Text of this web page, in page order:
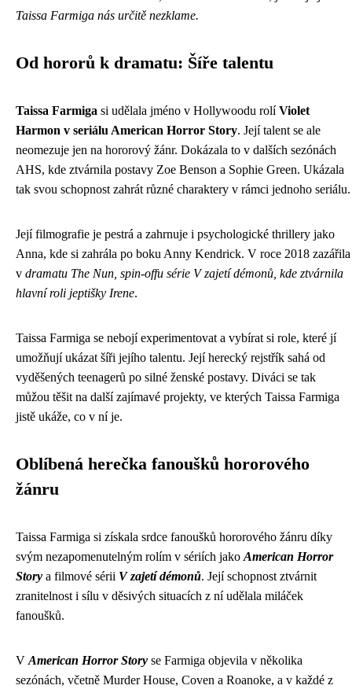
Taissa Farmiga nás určitě nezklame.
Od hororů k dramatu: Šíře talentu
Taissa Farmiga si udělala jméno v Hollywoodu rolíViolet
Harmon v seriálu American Horror Story. Její talent se ale
neomezuje jen na hororový žánr. Dokázala to v dalších sezónách
AHS, kde ztvárnila postavy Zoe Benson a Sophie Green. Ukázala
tak svou schopnost zahrát různé charaktery v rámci jednoho seriálu.
Její filmografie je pestrá a zahrnuje i psychologické thrillery jako
Anna, kde si zahrála po boku Anny Kendrick. V roce 2018 zazářila
v dramatu The Nun, spin-offu série V zajetí démonů, kde ztvárnila
hlavní roli jeptišky Irene.
Taissa Farmiga se nebojí experimentovat a vybírat si role, které jí
umožňují ukázat šíři jejího talentu. Její herecký rejstřík sahá od
vyděšených teenagerů po silné ženské postavy. Diváci se tak
můžou těšit na další zajímavé projekty, ve kterých Taissa Farmiga
jistě ukáže, co v ní je.
Oblíbená herečka fanoušků hororového
žánru
Taissa Farmiga si získala srdce fanoušků hororového žánru díky
svým nezapomenutelným rolím v sériích jako American Horror
Story a filmové sérii V zajetí démonů. Její schopnost ztvárnit
zranitelnost i sílu v děsivých situacích z ní udělala miláček
fanoušků.
V American Horror Story se Farmiga objevila v několika
sezónách, včetně Murder House, Coven a Roanoke, a v každé z